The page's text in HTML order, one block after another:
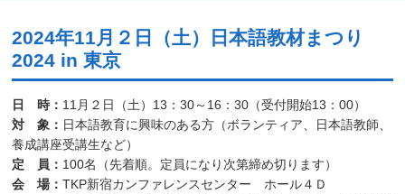
2024年11月２日（土）日本語教材まつり
2024 in 東京
日 時： 11月２日（土）13：30～16：30（受付開始13：00）
対 象： 日本語教育に興味のある方（ボランティア、日本語教師、
養成講座受講生など）
定 員： 100名（先着順。定員になり次第締め切ります）
会 場：TKP新宿カンファレンスセンター ホール４Ｄ